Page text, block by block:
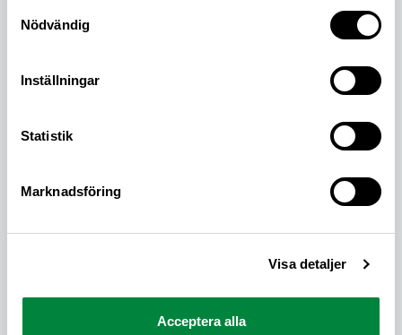
Nödvändig
Inställningar
Statistik
Marknadsföring
Visa detaljer
Acceptera alla
Prata med våra tekniker. Vi svarar på frågor om
Juridisk rådgivning